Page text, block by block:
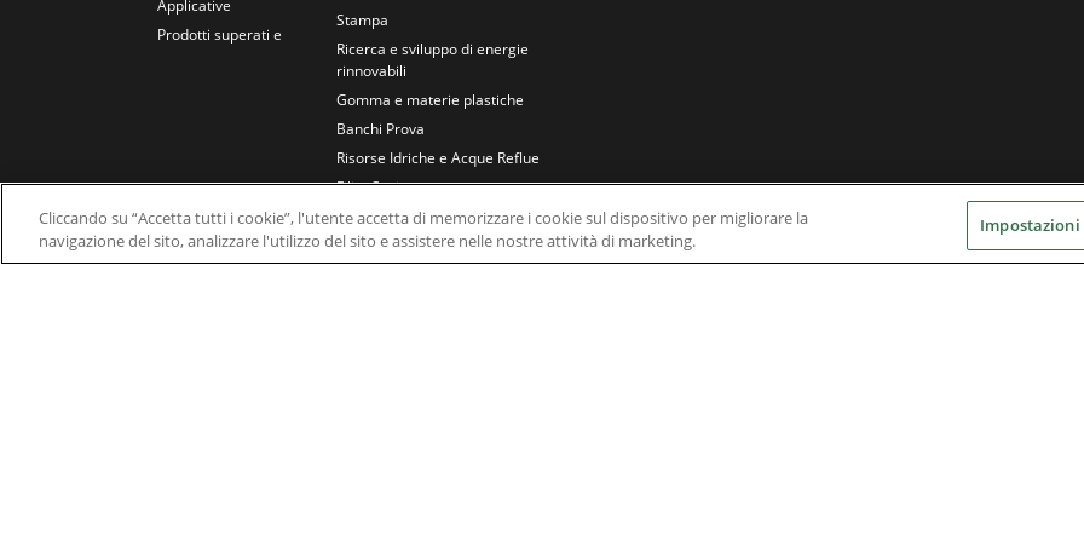
Applicative
Prodotti superati e
Stampa
Ricerca e sviluppo di energie
rinnovabili
Gomma e materie plastiche
Banchi Prova
Risorse Idriche e Acque Reflue
Fili e Cavi
Cliccando su “Accetta tutti i cookie”, l'utente accetta di memorizzare i cookie sul dispositivo per migliorare la
navigazione del sito, analizzare l'utilizzo del sito e assistere nelle nostre attività di marketing.
Impostazioni